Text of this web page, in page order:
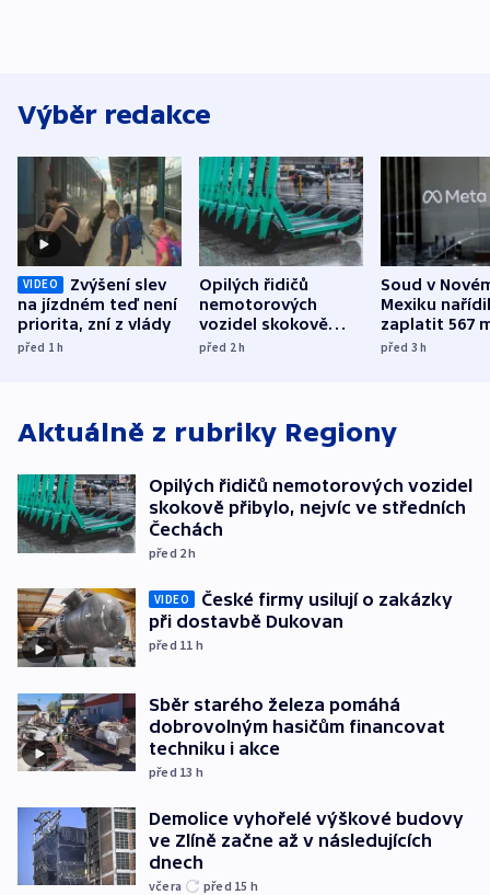
Výběr redakce
VIDEO
Zvýšení slev
na jízdném teď není
priorita, zní z vlády
před 1h
Opilých řidičů
nemotorových
vozidel skokově
přibylo, nejvíc ve
před 2h
Soud v
Mexiku
zaplatit 567
dolarů kvůli
před 3h
Aktuálně z rubriky Regiony
Opilých řidičů nemotorových vozidel
skokově přibylo, nejvíc ve středních
Čechách
před 2h
VIDEO
České firmy usilují o zakázky
při dostavbě Dukovan
před 11 h
Sběr starého železa pomáhá
dobrovolným hasičům financovat
techniku i akce
před 13 h
Demolice vyhořelé výškové budovy
ve Zlíně začne až v následujících
dnech
včera před 15 h